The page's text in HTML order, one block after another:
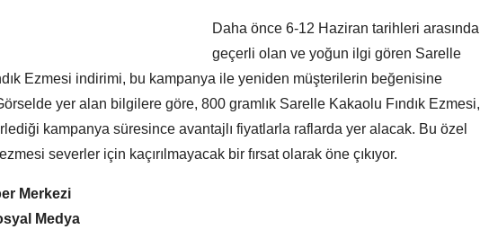
Daha önce 6-12 Haziran tarihleri arasında
geçerli olan ve yoğun ilgi gören Sarelle
Ezmesi indirimi, bu kampanya ile yeniden müşterilerin beğenisine
yer alan bilgilere göre, 800 gramlık Sarelle Kakaolu Fındık Ezmesi,
kampanya süresince avantajlı fiyatlarla raflarda yer alacak. Bu özel
severler için kaçırılmayacak bir fırsat olarak öne çıkıyor.
Merkezi
Medya